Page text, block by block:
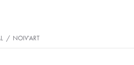
/ NOIV'ART